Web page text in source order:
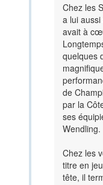
Chez les
a lui
avait à
quelques
de
par la
ses
Wendling.
Chez les
titre en
tête, il